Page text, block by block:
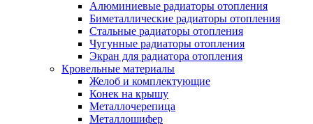
Алюминиевые радиаторы отопления
Биметаллические радиаторы отопления
Стальные радиаторы отопления
Чугунные радиаторы отопления
Экран для радиатора отопления
Кровельные материалы
Желоб и комплектующие
Конек на крышу
Металлочерепица
Металлошифер